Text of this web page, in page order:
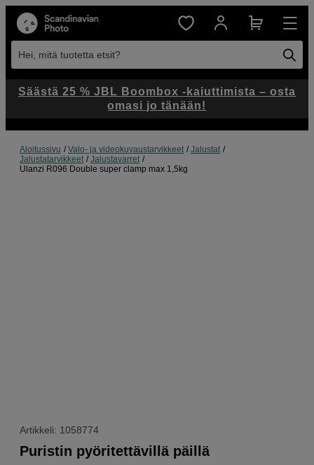
Hei, mitä tuotetta etsit?
Aloitussivu Valo- ja videokuvaustarvikkeet
Jalustat
Jalustatarvikkeet
Jalustavarret
Ulanzi R096 Double super clamp max 1,5kg
Artikkeli: 1058774
Puristin pyöritettävillä päillä
Säästä 25 % JBL Boombox -kaiuttimista – osta
omasi jo tänään!